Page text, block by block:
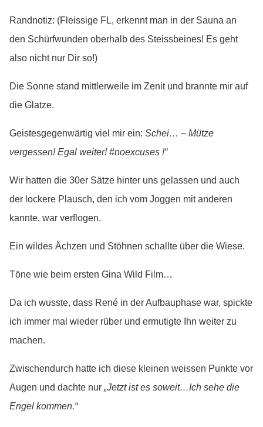
Randnotiz: (Fleissige FL, erkennt man in der Sauna an
den Schürfwunden oberhalb des Steissbeines! Es geht
also nicht nur Dir so!)
Die Sonne stand mittlerweile im Zenit und brannte mir auf
die Glatze.
Geistesgegenwärtig viel mir ein: Schei… – Mütze
vergessen! Egal weiter! #noexcuses !“
Wir hatten die 30er Sätze hinter uns gelassen und auch
der lockere Plausch, den ich vom Joggen mit anderen
kannte, war verflogen.
Ein wildes Ächzen und Stöhnen schallte über die Wiese.
Töne wie beim ersten Gina Wild Film…
Da ich wusste, dass René in der Aufbauphase war, spickte
ich immer mal wieder rüber und ermutigte Ihn weiter zu
machen.
Zwischendurch hatte ich diese kleinen weissen Punkte vor
Augen und dachte nur „Jetzt ist es soweit…Ich sehe die
Engel kommen.“